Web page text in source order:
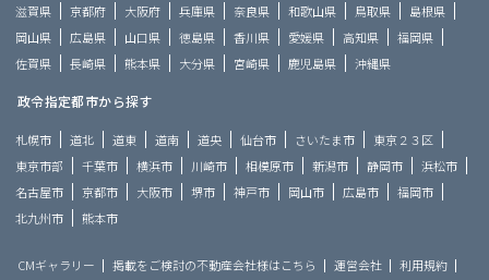
滋賀県
京都府 大阪府 兵庫県 奈良県 和歌山県 鳥取県
島根県
岡山県
広島県 山口県 徳島県 香川県 愛媛県 高知県
福岡県
佐賀県
長崎県 熊本県 大分県 宮崎県 鹿児島県 沖縄県
政令指定都市から探す
札幌市 道北 道東 道南 道央 仙台市 さいたま市
東京２３区
東京市部
千葉市 横浜市 川崎市 相模原市 新潟市 静岡市
浜松市
名古屋市
京都市 大阪市 堺市 神戸市 岡山市 広島市
福岡市
北九州市
熊本市
CMギャラリー 掲載をご検討の不動産会社様はこちら 運営会社
利用規約